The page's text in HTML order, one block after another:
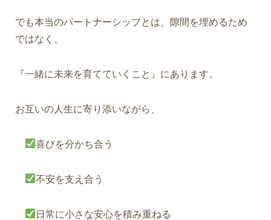
でも本当のパートナーシップとは、隙間を埋めるため
ではなく、
『一緒に未来を育てていくこと』 にあります。
お互いの人生に寄り添いながら、
喜びを分かち合う
不安を支え合う
日常に小さな安心を積み重ねる